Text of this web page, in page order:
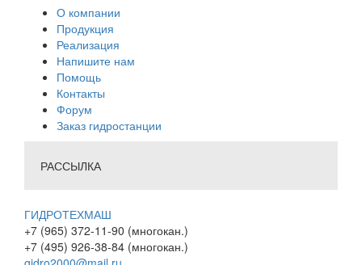
О компании
Продукция
Реализация
Напишите нам
Помощь
Контакты
Форум
Заказ гидростанции
РАССЫЛКА
ГИДРОТЕХМАШ
+7 (965) 372-11-90 (многокан.)
+7 (495) 926-38-84 (многокан.)